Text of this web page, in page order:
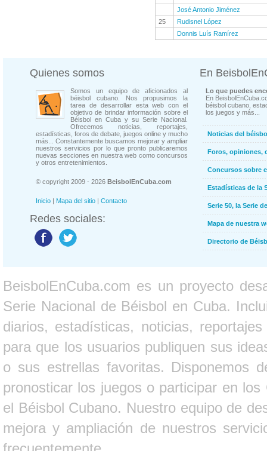
José Antonio Jiménez
25
Rudisnel López
Donnis Luís Ramírez
Quienes somos
Somos un equipo de aficionados al
béisbol cubano. Nos propusimos la
tarea de desarrollar esta web con el
objetivo de brindar información sobre el
Béisbol en Cuba y su Serie Nacional.
Ofrecemos noticias, reportajes,
estadísticas, foros de debate, juegos online y mucho
más... Constantemente buscamos mejorar y ampliar
nuestros servicios por lo que pronto publicaremos
nuevas secciones en nuestra web como concursos
y otros entretenimientos.
© copyright 2009 - 2026 BeisbolEnCuba.com
Inicio | Mapa del sitio | Contacto
Redes sociales:
En
Lo que puedes
En
béisbol cubano,
los juegos y más...
Noticias del
Foros, opiniones,
Concursos sobre
Estadísticas de la
Serie 50, la Serie
Mapa de nuestra
Directorio de
BeisbolEnCuba.com es un proyecto
Serie Nacional de Béisbol en Cuba.
diarios, estadísticas, noticias,
para que los usuarios publiquen sus
o sus estrellas favoritas. Disponemos
pronosticar los juegos o participar en
el Béisbol Cubano. Nuestro equipo de
mejora y ampliación de nuestros